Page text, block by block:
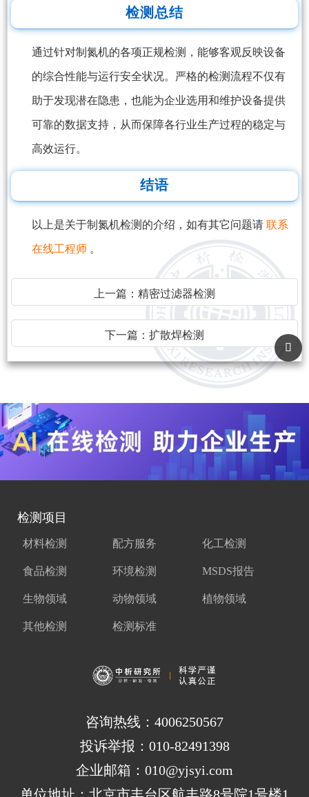
检测总结
通过针对制氮机的各项正规检测，能够客观反映设备
的综合性能与运行安全状况。严格的检测流程不仅有
助于发现潜在隐患，也能为企业选用和维护设备提供
可靠的数据支持，从而保障各行业生产过程的稳定与
高效运行。
结语
以上是关于制氮机检测的介绍，如有其它问题请 联系
在线工程师 。
上一篇： 精密过滤器检测
下一篇： 扩散焊检测
检测项目
材料检测 配方服务 化工检测
食品检测 环境检测 MSDS报告
生物领域 动物领域 植物领域
其他检测 检测标准
咨询热线：4006250567
投诉举报：010-82491398
企业邮箱：010@yjsyi.com
单位地址：北京市丰台区航丰路8号院1号楼1